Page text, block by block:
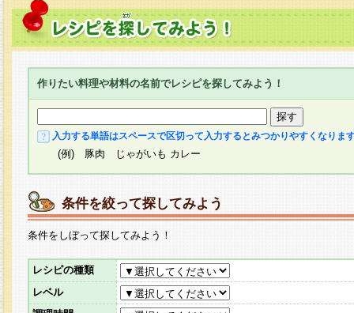
作りたい料理や材料の名前でレシピを探してみよう！
入力する単語はスペースで区切って入力するとみつかりやすくなりま
(例) 豚肉 じゃがいも カレー
条件を絞って探してみよう
条件をしぼって探してみよう！
レシピの種類
レベル